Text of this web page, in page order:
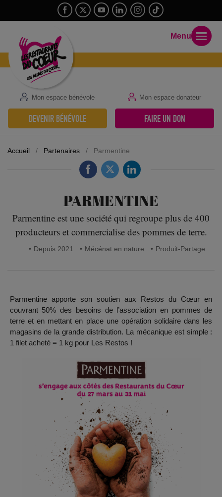
Mon espace bénévole Mon espace donateur
DEVENIR BÉNÉVOLE FAIRE UN DON
Menu
Accueil / Partenaires / Parmentine
PARMENTINE
Parmentine est une société qui regroupe plus de 400
producteurs et commercialise des pommes de terre.
Depuis 2021 Mécénat en nature Produit-Partage
Parmentine apporte son soutien aux Restos du Cœur en
couvrant 50% des besoins de l’association en pommes de
terre et en mettant en place une opération solidaire dans les
magasins de la grande distribution. La mécanique est simple :
1 filet acheté = 1 kg pour Les Restos !